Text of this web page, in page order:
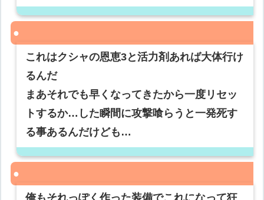
これはクシャの恩恵3と活力剤あれば大体行け
るんだ
まあそれでも早くなってきたから一度リセッ
トするか…した瞬間に攻撃喰らうと一発死す
る事あるんだけども…